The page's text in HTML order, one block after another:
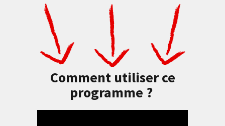
Comment utiliser ce
programme ?